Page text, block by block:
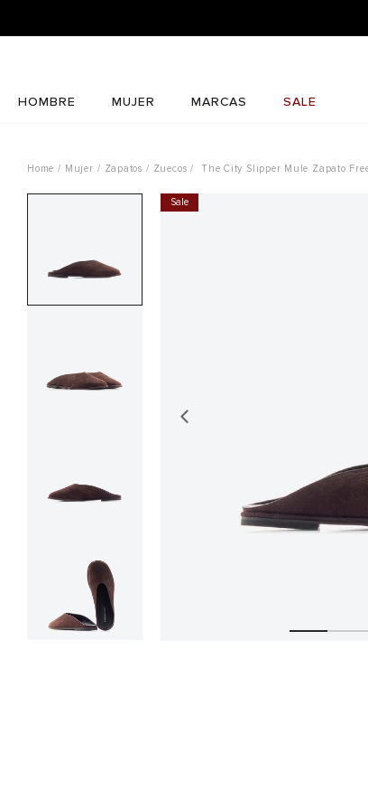
HOMBRE MUJER MARCAS SALE
Mujer Zapatos Zuecos The City Slipper Mule Zapato
Sale